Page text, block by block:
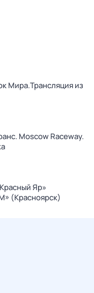
Мира.Трансляция из
Moscow Raceway.
Яр»
(Красноярск)